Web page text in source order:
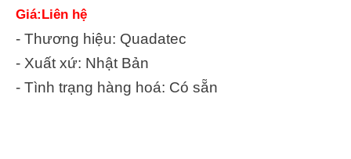
Giá:Liên hệ
- Thương hiệu: Quadatec
- Xuất xứ: Nhật Bản
- Tình trạng hàng hoá: Có sẵn